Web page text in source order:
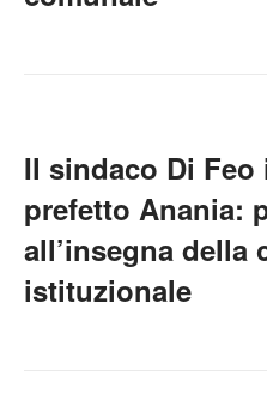
Il sindaco Di
prefetto Anania:
all’insegna della
istituzionale